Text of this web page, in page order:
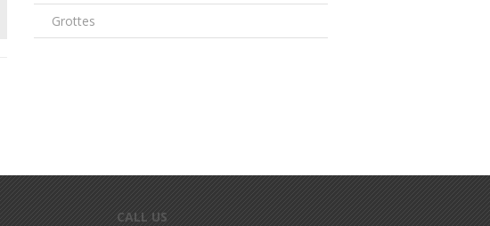
Grottes
CALL US